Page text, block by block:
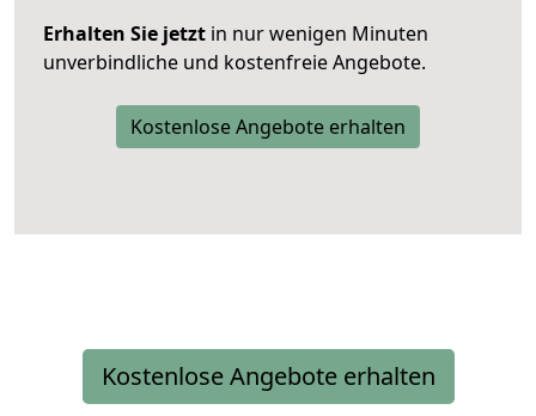
Erhalten Sie jetzt in nur wenigen Minuten
unverbindliche und kostenfreie Angebote.
Kostenlose Angebote erhalten
Kostenlose Angebote erhalten